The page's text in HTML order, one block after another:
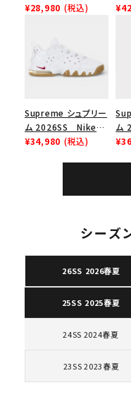
人気ワード
キャップ・ハット
ショルダー・ウ
カテゴリーから探す
Force 1 Low シュプ
ューズ ホワイト
¥28,980 (税込)
ナ
ー
Supreme シュプリー
ム 2026SS Nike
SB Air Max 2 CB 94
¥34,980 (税込)
ム
シーズ
26SS 2026春夏
25SS 2025春夏
24SS 2024春夏
23SS 2023春夏